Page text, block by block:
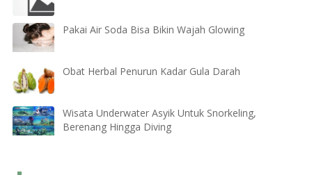
Pakai Air Soda Bisa Bikin Wajah Glowing
Obat Herbal Penurun Kadar Gula Darah
Wisata Underwater Asyik Untuk Snorkeling,
Berenang Hingga Diving